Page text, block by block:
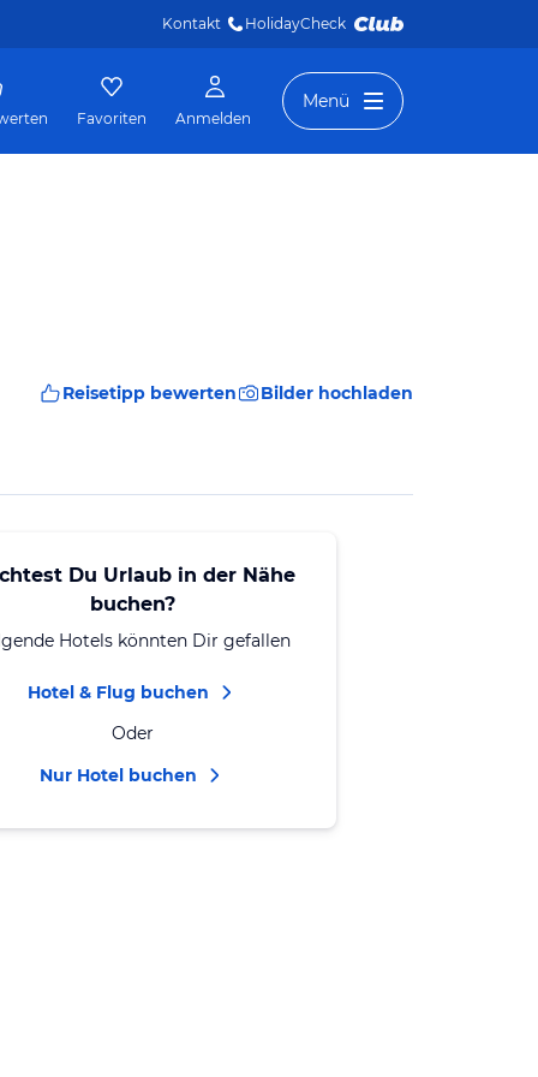
Kontakt HolidayCheck
Favoriten Anmelden
Menü
Reisetipp bewerten Bilder hochladen
Du Urlaub in der Nähe
buchen?
Hotels könnten Dir gefallen
Hotel & Flug buchen
Oder
Nur Hotel buchen